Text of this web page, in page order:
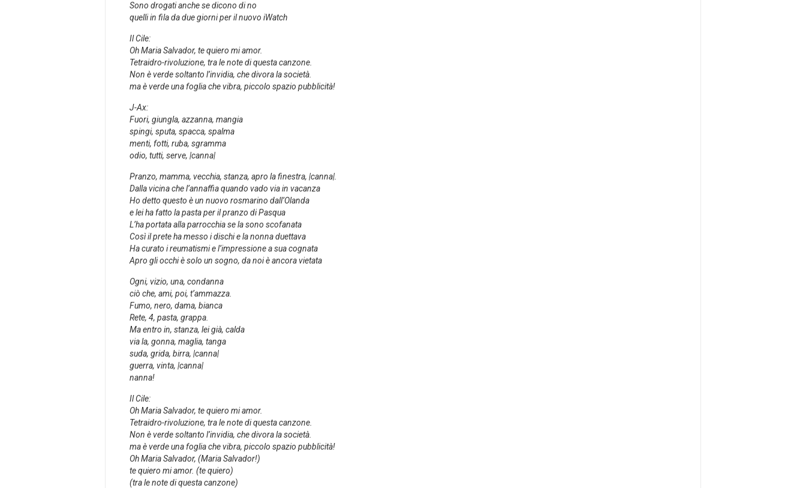
Sono drogati anche se dicono di no
quelli in fila da due giorni per il nuovo iWatch
Il Cile:
Oh Maria Salvador, te quiero mi amor.
Tetraidro-rivoluzione, tra le note di questa canzone.
Non è verde soltanto l’invidia, che divora la società.
ma è verde una foglia che vibra, piccolo spazio pubblicità!
J-Ax:
Fuori, giungla, azzanna, mangia
spingi, sputa, spacca, spalma
menti, fotti, ruba, sgramma
odio, tutti, serve, |canna|
Pranzo, mamma, vecchia, stanza, apro la finestra, |canna|.
Dalla vicina che l’annaffia quando vado via in vacanza
Ho detto questo è un nuovo rosmarino dall’Olanda
e lei ha fatto la pasta per il pranzo di Pasqua
L’ha portata alla parrocchia se la sono scofanata
Così il prete ha messo i dischi e la nonna duettava
Ha curato i reumatismi e l’impressione a sua cognata
Apro gli occhi è solo un sogno, da noi è ancora vietata
Ogni, vizio, una, condanna
ciò che, ami, poi, t’ammazza.
Fumo, nero, dama, bianca
Rete, 4, pasta, grappa.
Ma entro in, stanza, lei già, calda
via la, gonna, maglia, tanga
suda, grida, birra, |canna|
guerra, vinta, |canna|
nanna!
Il Cile:
Oh Maria Salvador, te quiero mi amor.
Tetraidro-rivoluzione, tra le note di questa canzone.
Non è verde soltanto l’invidia, che divora la società.
ma è verde una foglia che vibra, piccolo spazio pubblicità!
Oh Maria Salvador, (Maria Salvador!)
te quiero mi amor. (te quiero)
(tra le note di questa canzone)